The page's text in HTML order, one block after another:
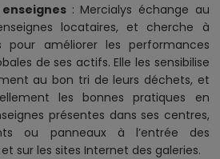
: Mercialys échange au
locataires, et cherche à
pour améliorer les performances
de ses actifs. Elle les sensibilise
au bon tri de leurs déchets, et
les bonnes pratiques en
présentes dans ses centres,
ou panneaux à l’entrée des
sur les sites Internet des galeries.